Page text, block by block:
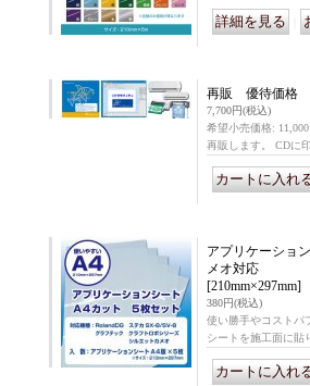
再販 優待価格
7,700円(税込)
希望小売価格:
再販します。 CDに
アプリケーショ
メオ対応
[210mm×297mm]
380円(税込)
使い勝手やコストパ
シートを施工面に貼